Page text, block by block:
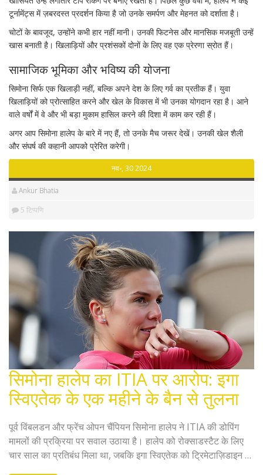
टूर्नामेंट्स में ज़बरदस्त प्रदर्शन किया है जो उनके समर्पण और मेहनत को दर्शाता है।
चोटों के बावजूद, उन्होंने कभी हार नहीं मानी। उनकी फिटनेस और मानसिक मजबूती उन्हें
खास बनाती है। खिलाड़ियों और प्रशंसकों दोनों के लिए वह एक प्रेरणा स्रोत हैं।
सामाजिक भूमिका और भविष्य की योजना
सिमोना सिर्फ एक खिलाड़ी नहीं, बल्कि अपने देश के लिए गर्व का प्रतीक हैं। युवा
खिलाड़ियों को प्रोत्साहित करने और खेल के विकास में भी उनका योगदान रहा है। आने
वाले वर्षों में वे और भी बड़ा मुकाम हासिल करने की दिशा में काम कर रही हैं।
अगर आप सिमोना हालेप के बारे में नए हैं, तो उनके मैच जरूर देखें। उनकी खेल शैली
और संघर्ष की कहानी आपको प्रेरित करेगी।
नव॰, 30 2024
Ankur Bhatia
5 टिप्पणि
सिमोना हालेप का ITIA पर आरोप: इगा
स्विएतेक के एक महीने के बैन से तुलना
पूर्व विंबलडन और फ्रेंच ओपन चैंपियन सिमोना हालेप ने ITIA की डोपिंग
मामलों की प्रक्रिया पर सवाल उठाया है। हालेप को रोक्साडस्टैट के लिए
चार साल का प्रतिबंध मिला था, जबकि इगा स्विएतेक को ट्रिमेटाज़िडाइन के